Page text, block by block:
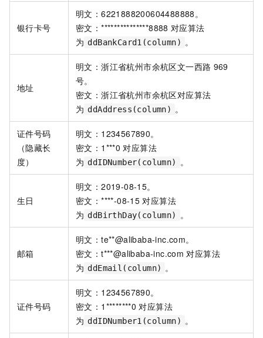
银行卡号
明文：6221888200604488888。
密文：***************8888 对应算法
为 ddBankCard1(column) 。
地址
明文：浙江省杭州市余杭区文一西路 969
号。
密文：浙江省杭州市余杭区对应算法
为 ddAddress(column) 。
证件号码
（隐藏长
度）
明文：1234567890。
密文：1***0 对应算法
为 ddIDNumber(column) 。
生日
明文：2019-08-15。
密文：****-08-15 对应算法
为 ddBirthDay(column) 。
邮箱
明文：te**@alibaba-inc.com。
密文：t***@alibaba-inc.com 对应算法
为 ddEmail(column) 。
证件号码
明文：1234567890。
密文：1********0 对应算法
为 ddIDNumber1(column) 。